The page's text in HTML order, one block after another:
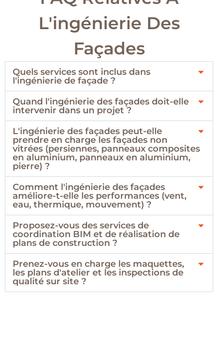
L'ingénierie Des
Façades
Quels services sont inclus dans
l'ingénierie de façade ?
Quand l'ingénierie des façades doit-elle
intervenir dans un projet ?
L'ingénierie des façades peut-elle
prendre en charge les façades non
vitrées (persiennes, panneaux composites
en aluminium, panneaux en aluminium,
pierre) ?
Comment l'ingénierie des façades
améliore-t-elle les performances (vent,
eau, thermique, mouvement) ?
Proposez-vous des services de
coordination BIM et de réalisation de
plans de construction ?
Prenez-vous en charge les maquettes,
les plans d'atelier et les inspections de
qualité sur site ?